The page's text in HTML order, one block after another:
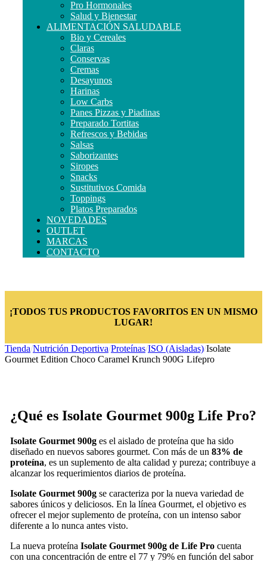
Pro Hormonales
Salud y Bienestar
ALIMENTACIÓN SALUDABLE
Bio y Cereales
Claras
Conservas
Cremas
Desayunos
Harinas
Low Carbs
Panes Pizzas y Piadinas
Preparado Tortitas
Refrescos y Bebidas
Salsas
Saborizantes
Siropes
Snacks
Sustitutivos Comida
Toppings
Platos Preparados
NOVEDADES
OUTLET
MARCAS
CONTACTO
¡TODOS TUS PRODUCTOS FAVORITOS EN UN MISMO
LUGAR!
Tienda/Nutrición Deportiva/Proteínas/ISO (Aisladas)/Isolate
Gourmet Edition Choco Caramel Krunch 900G Lifepro
¿Qué es Isolate Gourmet 900g Life Pro?
Isolate Gourmet 900ges el aislado de proteína que ha sido
diseñado en nuevos sabores gourmet. Con más de un 83% de
proteína, es un suplemento de alta calidad y pureza; contribuye a
alcanzar los requerimientos diarios de proteína.
Isolate Gourmet 900gse caracteriza por la nueva variedad de
sabores únicos y deliciosos. En la línea Gourmet, el objetivo es
ofrecer el mejor suplemento de proteína, con un intenso sabor
diferente a lo nunca antes visto.
La nueva proteína Isolate Gourmet 900g de Life Procuenta
con una concentración de entre el 77 y 79% en función del sabor